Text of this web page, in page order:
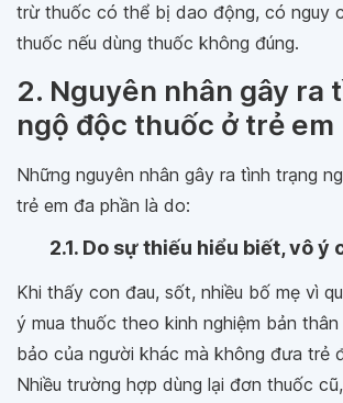
trừ thuốc có thể bị dao động, có nguy
thuốc nếu dùng thuốc không đúng.
2. Nguyên nhân gây ra
ngộ độc thuốc ở trẻ em
Những nguyên nhân gây ra tình trạng
trẻ em đa phần là do:
2.1. Do sự thiếu hiểu biết, vô ý
Khi thấy con đau, sốt, nhiều bố mẹ vì
ý mua thuốc theo kinh nghiệm bản
bảo của người khác mà không đưa trẻ
Nhiều trường hợp dùng lại đơn thuốc